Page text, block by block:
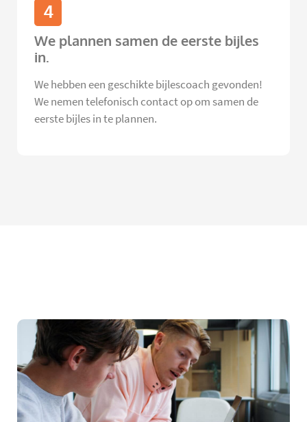
4
We plannen samen de eerste bijles
in.
We hebben een geschikte bijlescoach gevonden!
We nemen telefonisch contact op om samen de
eerste bijles in te plannen.